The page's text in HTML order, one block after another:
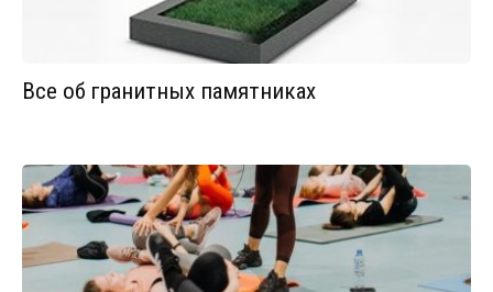
Все об гранитных памятниках